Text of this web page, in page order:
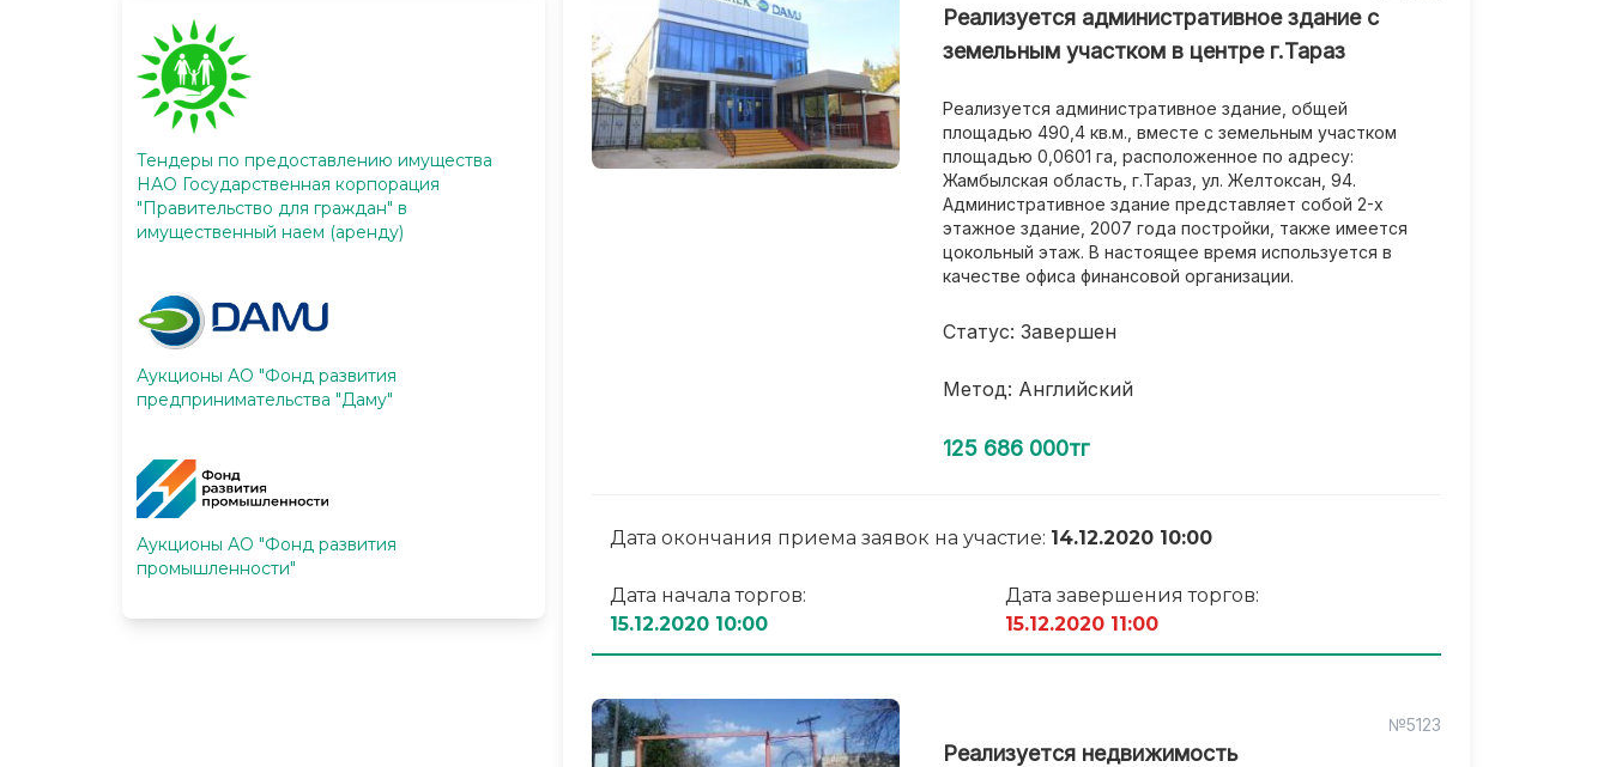
Тендеры по предоставлению имущества
НАО Государственная корпорация
"Правительство для граждан" в
имущественный наем (аренду)
Аукционы АО "Фонд развития
предпринимательства "Даму"
Аукционы АО "Фонд развития
промышленности"
Реализуется административное здание с
земельным участком в центре г.Тараз
Реализуется административное здание, общей
площадью 490,4 кв.м., вместе с земельным участком
площадью 0,0601 га, расположенное по адресу:
Жамбылская область, г.Тараз, ул. Желтоксан, 94.
Административное здание представляет собой 2-х
этажное здание, 2007 года постройки, также имеется
цокольный этаж. В настоящее время используется в
качестве офиса финансовой организации.
Статус: Завершен
Метод: Английский
125 686 000тг
Дата окончания приема заявок на участие: 14.12.2020 10:00
Дата начала торгов:
15.12.2020 10:00
Дата завершения торгов:
15.12.2020 11:00
№5123
Реализуется недвижимость